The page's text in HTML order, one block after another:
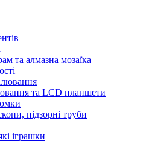
та алмазна мозаїка
та LCD планшети
підзорні труби
іграшки